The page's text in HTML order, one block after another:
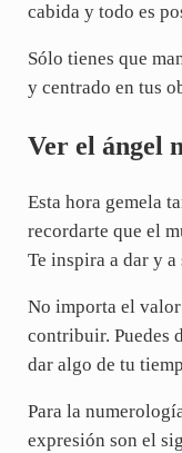
cabida y todo es
Sólo tienes que
y centrado en tus
Ver el ángel
Esta hora gemela
recordarte que el
Te inspira a dar y a
No importa el
contribuir. Puedes
dar algo de tu
Para la
expresión son el